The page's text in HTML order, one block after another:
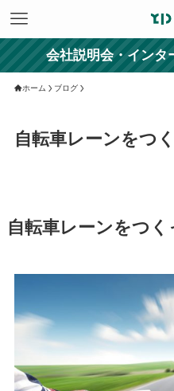
会社説明会・インタ
ホーム ブログ
自転車レーンをつ
自転車レーンをつ